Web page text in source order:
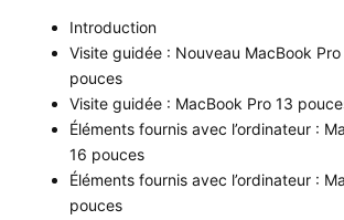
Introduction
Visite guidée : Nouveau MacBook
pouces
Visite guidée : MacBook Pro 13
Éléments fournis avec l’ordinateur :
16 pouces
Éléments fournis avec l’ordinateur :
pouces